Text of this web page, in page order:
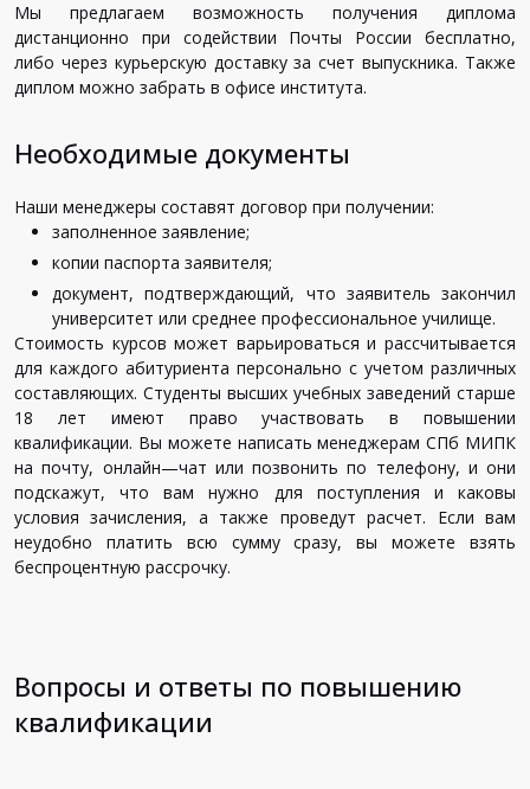
Мы
предлагаем возможность получения
диплома
дистанционно
при содействии Почты России бесплатно,
либо через курьерскую доставку за счет выпускника. Также
диплом можно забрать в офисе института.
Необходимые документы
Наши менеджеры составят договор при получении:
заполненное заявление;
копии паспорта заявителя;
документ,подтверждающий, что заявитель закончил
университет или среднее профессиональное училище.
Стоимость курсов может варьироваться и рассчитывается
для каждого абитуриента персонально с учетом различных
составляющих. Студенты высших учебных заведений старше
18
лет имеют право участвовать в
повышении
квалификации. Вы можете написать менеджерам СПб МИПК
на почту, онлайн—чат или позвонить по телефону, и они
подскажут,что вам нужно для поступления и
каковы
условия зачисления, а также проведут расчет. Если вам
неудобно
платить всю сумму сразу,вы можете
взять
беспроцентную рассрочку.
Вопросы и ответы по повышению
квалификации